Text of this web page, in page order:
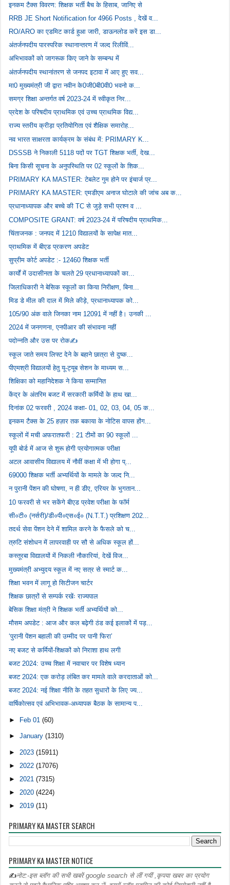
इनकम टैक्स विवरण: शिक्षक भर्ती बैच के हिसाब, जानिए से
RRB JE Short Notification for 4966 Posts , देखें व...
RO/ARO का एडमिट कार्ड हुआ जारी, डाऊनलोड करें इस डा...
अंतर्जनपदीय पारस्परिक स्थानान्तरण में जल्द रिलीविं...
अभिभावकों को जागरूक किए जाने के सम्बन्ध में
अंतर्जनपदीय स्थानांतरण से जनपद इटावा में आए हुए सव...
मा0 मुख्यमंत्री जी द्वारा नवीन के0जी0बी0वी0 भवनो क...
समग्र शिक्षा अन्तर्गत वर्ष 2023-24 में स्वीकृत निर...
प्रदेश के परिषदीय प्राथमिक एवं उच्च प्राथमिक विद्य...
राज्य स्तरीय क्रीड़ा प्रतियोगिता एवं शैक्षिक समारोह...
नव भारत साक्षरता कार्यक्रम के संबंध में: PRIMARY K...
DSSSB ने निकाली 5118 पदों पर TGT शिक्षक भर्ती, देख...
बिना किसी सूचना के अनुपस्थिति पर 02 स्कूलों के शिक...
PRIMARY KA MASTER: टेबलेट गुम होने पर इंचार्ज प्र...
PRIMARY KA MASTER: एमडीएम अनाज घोटाले की जांच अब क...
प्रधानाध्यापक और बच्चे की TC से जुड़े सभी प्रश्न व ...
COMPOSITE GRANT: वर्ष 2023-24 में परिषदीय प्राथमिक...
चिंताजनक : जनपद में 1210 विद्यालयों के सापेक्ष मात...
प्राथमिक में बीएड प्रकरण अपडेट
सुप्रीम कोर्ट अपडेट :- 12460 शिक्षक भर्ती
कार्यों में उदासीनता के चलते 29 प्रधानाध्यापकों का...
जिलाधिकारी ने बेसिक स्कूलों का किया निरीक्षण, बिना...
मिड डे मील की दाल में मिले कीड़े, प्रधानाध्यापक को...
105/90 अंक वाले जिनका नाम 12091 में नहीं है। उनकी ...
2024 में जनगणना, एनपीआर की संभावना नहीं
पदोन्नति और उस पर रोक✍️
स्कूल जाते समय लिफ्ट देने के बहाने छात्रा से दुष्क...
पीएमश्री विद्यालयों हेतु यू-ट्यूब सेशन के माध्यम स...
शिक्षिका को महानिदेशक ने किया सम्मानित
केंद्र के अंतरिम बजट में सरकारी कर्मियों के हाथ खा...
दिनांक 02 फरवरी , 2024 कक्षा- 01, 02, 03, 04, 05 क...
इनकम टैक्स के 25 हज़ार तक बकाया के नोटिस वापस होंग...
स्कूलों में मची अफरातफरी : 21 टीमों का 90 स्कूलों ...
यूपी बोर्ड में आज से शुरू होगी प्रयोगात्मक परीक्षा
अटल आवासीय विद्यालय में नौवीं कक्षा में भी होगा प्...
69000 शिक्षक भर्ती अभ्यर्थियों के मामले के जल्द नि...
न पुरानी पेंशन की घोषणा, न ही डीए, एरियर के भुगतान...
10 फरवरी से भर सकेंगे बीएड प्रवेश परीक्षा के फॉर्म
सी०टी० (नर्सरी)/डी०पी०एस०ई० (N.T.T.) प्रशिक्षण 202...
तदर्थ सेवा पेंशन देने में शामिल करने के फैसले को च...
त्रुटि संशोधन में लापरवाही पर सौ से अधिक स्कूल हों...
कस्तूरबा विद्यालयों में निकली नौकारियां, देखें विज...
मुख्यमंत्री अभ्युदय स्कूल में नए सत्र से स्मार्ट क...
शिक्षा भवन में लागू हो सिटीजन चार्टर
शिक्षक छात्रों से सम्पर्क रखेंः राज्यपाल
बेसिक शिक्षा मंत्री ने शिक्षक भर्ती अभ्यर्थियों को...
मौसम अपडेट : आज और कल बढ़ेगी ठंड कई इलाकों में पड़...
‘पुरानी पेंशन बहाली की उम्मीद पर पानी फिरा’
नए बजट से कर्मियों-शिक्षकों को निराशा हाथ लगी
बजट 2024: उच्च शिक्षा में नवाचार पर विशेष ध्यान
बजट 2024: एक करोड़ लंबित कर मामले वाले करदाताओं को...
बजट 2024: नई शिक्षा नीति के तहत सुधारों के लिए ज्य...
वार्षिकोत्सव एवं अभिभावक-अध्यापक बैठक के सामान्य प...
► Feb 01(60)
►January(1310)
► 2023(15911)
► 2022(17076)
► 2021(7315)
►2020(4224)
►2019(11)
PRIMARY KA MASTER SEARCH
PRIMARY KA MASTER NOTICE
✍नोट:-इस ब्लॉग की सभी खबरें google search से लीं गयीं ,कृपया खबर का प्रयोग